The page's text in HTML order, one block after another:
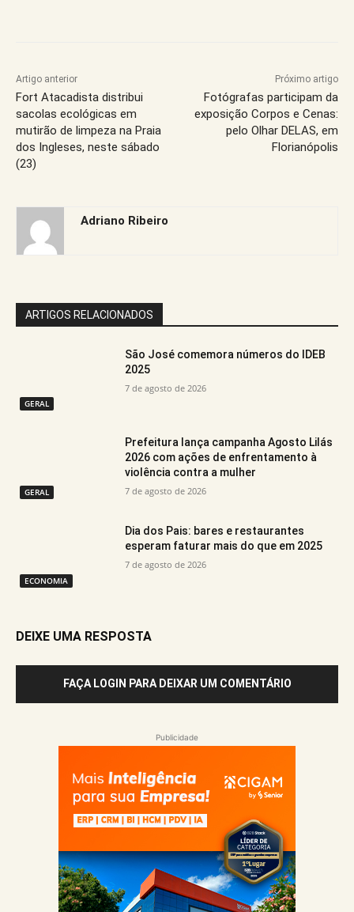
Artigo anterior
Fort Atacadista distribui
sacolas ecológicas em
mutirão de limpeza na Praia
dos Ingleses, neste sábado
(23)
Próximo artigo
Fotógrafas participam da
exposição Corpos e Cenas:
pelo Olhar DELAS, em
Florianópolis
Adriano Ribeiro
ARTIGOS RELACIONADOS
GERAL
São José comemora números do IDEB
2025
7 de agosto de 2026
GERAL
Prefeitura lança campanha Agosto Lilás
2026 com ações de enfrentamento à
violência contra a mulher
7 de agosto de 2026
ECONOMIA
Dia dos Pais: bares e restaurantes
esperam faturar mais do que em 2025
7 de agosto de 2026
DEIXE UMA RESPOSTA
FAÇA LOGIN PARA DEIXAR UM COMENTÁRIO
Publicidade